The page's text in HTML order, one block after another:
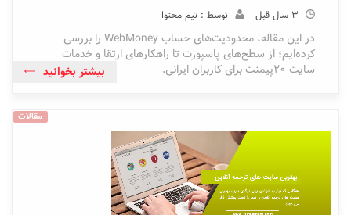
3 سال قبل توسط : تیم محتوا
در این مقاله، محدودیت‌های حساب WebMoney را بررسی
کرده‌ایم؛ از سطح‌های پاسپورت تا راهکارهای ارتقا و خدمات
سایت 20پیمنت برای کاربران ایرانی.
بیشتر بخوانید
مقالات